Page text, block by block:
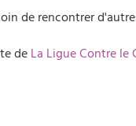
de rencontrer
de La Ligue Contre le